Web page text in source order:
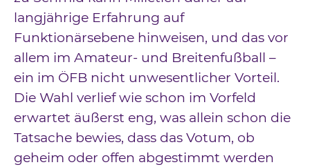
langjährige Erfahrung auf
Funktionärsebene hinweisen, und das vor
allem im Amateur- und Breitenfußball –
ein im ÖFB nicht unwesentlicher Vorteil.
Die Wahl verlief wie schon im Vorfeld
erwartet äußerst eng, was allein schon die
Tatsache bewies, dass das Votum, ob
geheim oder offen abgestimmt werden